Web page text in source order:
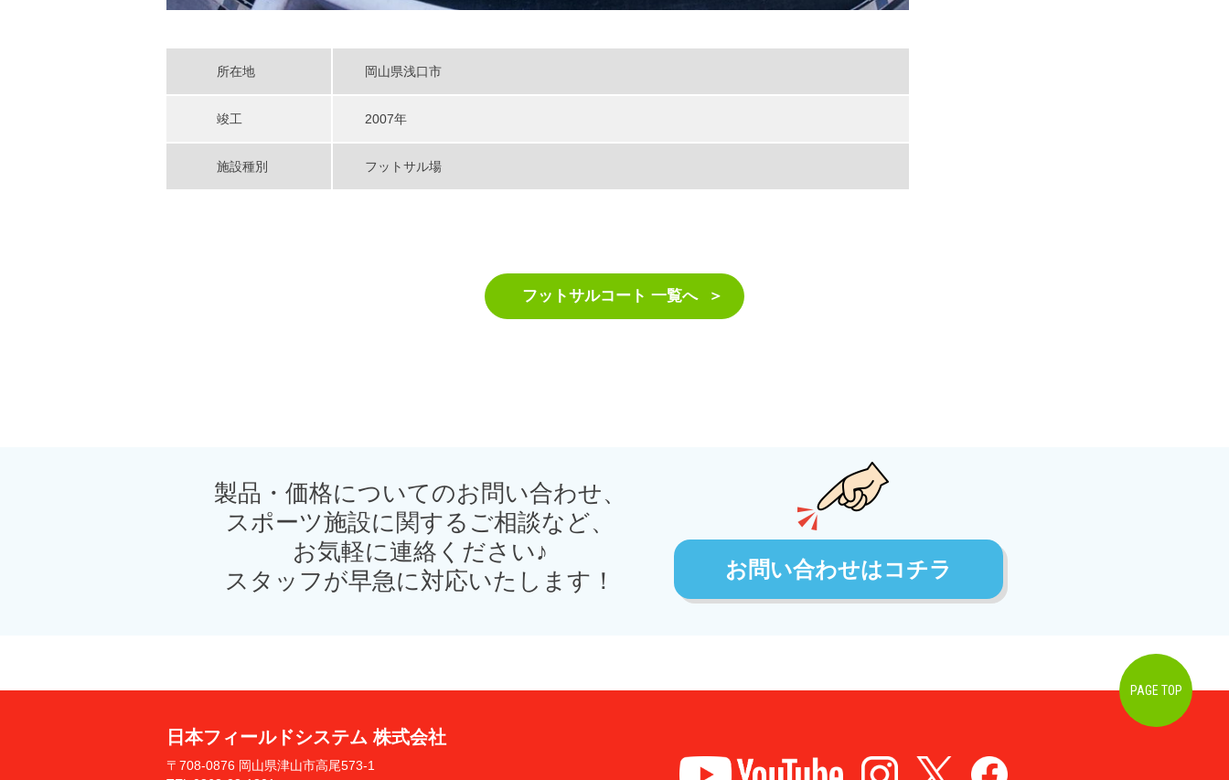
所在地 岡山県浅口市
竣工 2007年
施設種別 フットサル場
フットサルコート 一覧へ
製品・価格についてのお問い合わせ、
スポーツ施設に関するご相談など、
お気軽に連絡ください♪
スタッフが早急に対応いたします！
お問い合わせはコチラ
PAGE TOP
日本フィールドシステム 株式会社
〒708-0876 岡山県津山市高尾573-1